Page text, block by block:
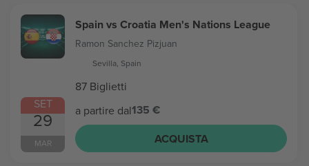
SET
29
MAR
Spain vs Croatia Men's Nations League
Ramon Sanchez Pizjuan
Sevilla, Spain
87 Biglietti
a partire dal135 €
ACQUISTA